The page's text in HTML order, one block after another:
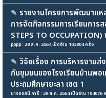
✎ รายงานโครงการพัฒนาแ
การจัดกิจกรรมการเรียนกา
STEPS TO
pppp : 29 ส.ค. 2564 เปิดอ่าน 103804 ครั้ง
✎ วิจัยเรื่อง การบริหารงานส่
กับชุมชนของโรงเรียนบ้านพ
ประถมศึกษายะลา เขต 1
นางรอสนี การี : 29 ส.ค. 2564 เปิดอ่าน 104076